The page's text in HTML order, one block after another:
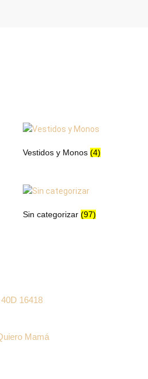
Vestidos y Monos (4)
Sin categorizar (97)
16418
Mamá